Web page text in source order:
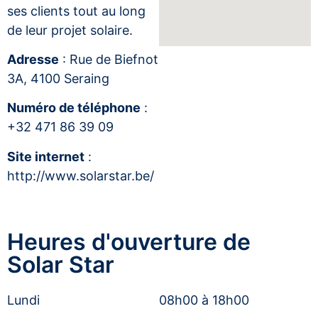
ses clients tout au long
de leur projet solaire.
Adresse : Rue de Biefnot
3A, 4100 Seraing
Numéro de téléphone :
+32 471 86 39 09
Site internet :
http://www.solarstar.be/
Heures d'ouverture de
Solar Star
Lundi
08h00 à 18h00